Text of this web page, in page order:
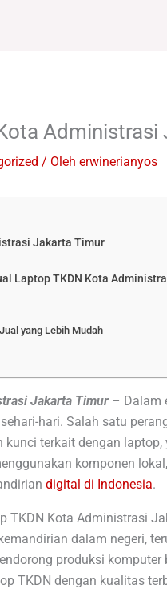
Administrasi
/ Oleh erwinerianyos
Jakarta Timur
Laptop TKDN Kota
yang Lebih Mudah
Jakarta Timur– Dalam
hari. Salah satu
kunci terkait dengan
komponen
digital di Indonesia.
TKDN Kota Administrasi
dalam negeri,
produksi
TKDN dengan kualitas